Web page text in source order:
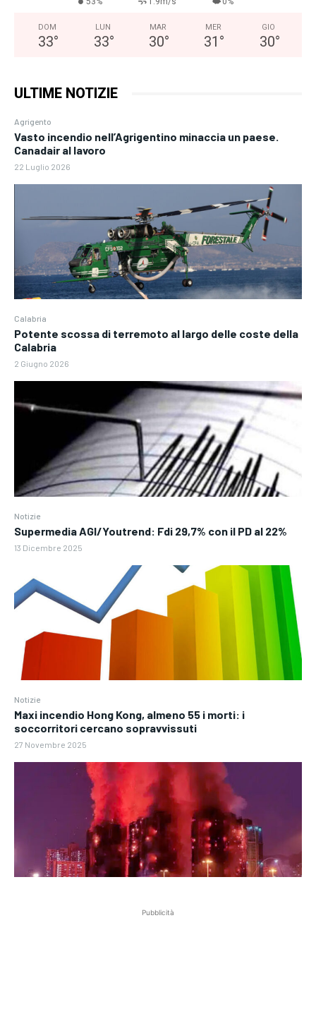
DOM
33°
LUN
33°
MAR
30°
MER
31 °
GIO
30°
ULTIME NOTIZIE
Agrigento
Vasto incendio nell’Agrigentino minaccia un paese.
Canadair al lavoro
22 Luglio 2026
Calabria
Potente scossa di terremoto al largo delle coste della
Calabria
2 Giugno 2026
Notizie
Supermedia AGI/Youtrend: Fdi 29,7% con il PD al 22%
13 Dicembre 2025
Notizie
Maxi incendio Hong Kong, almeno 55 i morti: i
soccorritori cercano sopravvissuti
27 Novembre 2025
Pubblicità